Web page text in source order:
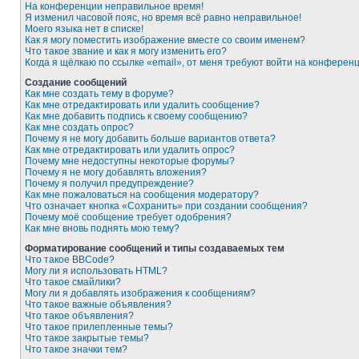
На конференции неправильное время!
Я изменил часовой пояс, но время всё равно неправильное!
Моего языка нет в списке!
Как я могу поместить изображение вместе со своим именем?
Что такое звание и как я могу изменить его?
Когда я щёлкаю по ссылке «email», от меня требуют войти на
Создание сообщений
Как мне создать тему в форуме?
Как мне отредактировать или удалить сообщение?
Как мне добавить подпись к своему сообщению?
Как мне создать опрос?
Почему я не могу добавить больше вариантов ответа?
Как мне отредактировать или удалить опрос?
Почему мне недоступны некоторые форумы?
Почему я не могу добавлять вложения?
Почему я получил предупреждение?
Как мне пожаловаться на сообщения модератору?
Что означает кнопка «Сохранить» при создании сообщения?
Почему моё сообщение требует одобрения?
Как мне вновь поднять мою тему?
Форматирование сообщений и типы создаваемых тем
Что такое BBCode?
Могу ли я использовать HTML?
Что такое смайлики?
Могу ли я добавлять изображения к сообщениям?
Что такое важные объявления?
Что такое объявления?
Что такое прилепленные темы?
Что такое закрытые темы?
Что такое значки тем?